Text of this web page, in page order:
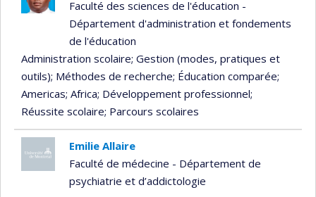
Currently
recruiting
Faculté des sciences de l'éducation -
Département d'administration et fondements
de l'éducation
Administration scolaire; Gestion (modes, pratiques et
outils); Méthodes de recherche; Éducation comparée;
Americas; Africa; Développement professionnel;
Réussite scolaire; Parcours scolaires
Emilie Allaire
Faculté de médecine - Département de
psychiatrie et d’addictologie